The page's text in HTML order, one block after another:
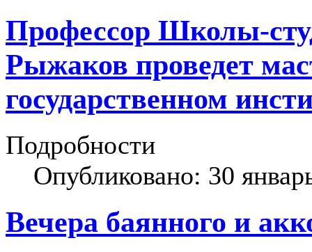
Профессор Школы-
Рыжаков проведет
государственном
Подробности
Опубликовано: 30
Вечера баянного и